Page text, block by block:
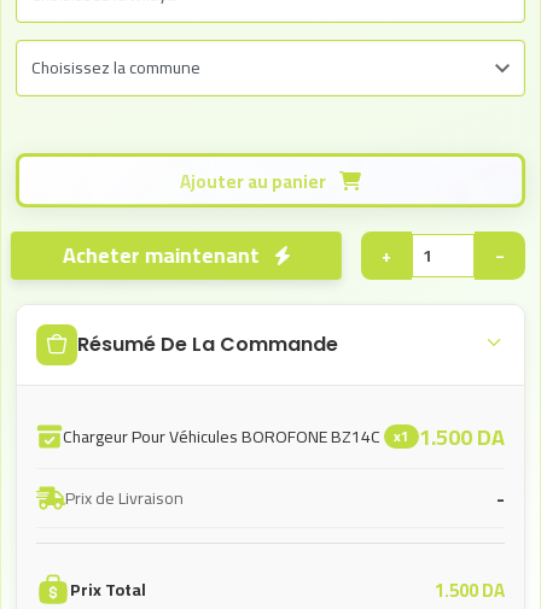
−
+
Résumé De La Commande
Chargeur Pour Véhicules BOROFONE BZ14C x1 1.500DA
Prix de Livraison -
Prix Total 1.500DA